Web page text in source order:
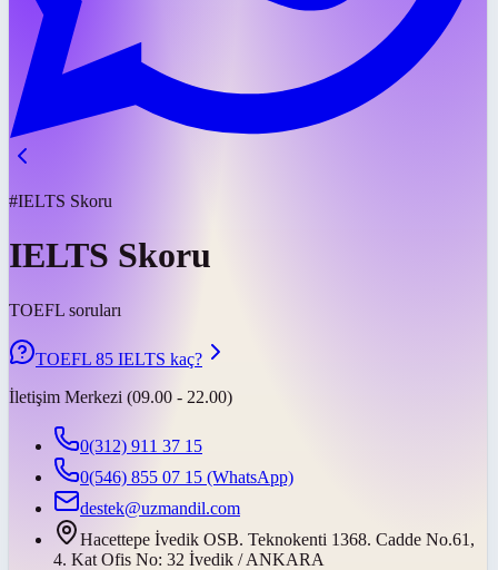
#IELTS Skoru
IELTS Skoru
TOEFL soruları
TOEFL 85 IELTS kaç?
İletişim Merkezi (09.00 - 22.00)
0(312) 911 37 15
0(546) 855 07 15 (WhatsApp)
destek@uzmandil.com
Hacettepe İvedik OSB. Teknokenti 1368. Cadde No.61,
4. Kat Ofis No: 32 İvedik / ANKARA